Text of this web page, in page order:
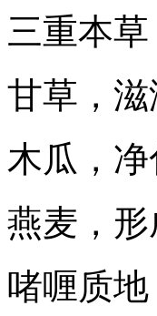
三重本
甘草，
木瓜，
燕麦，
啫喱质